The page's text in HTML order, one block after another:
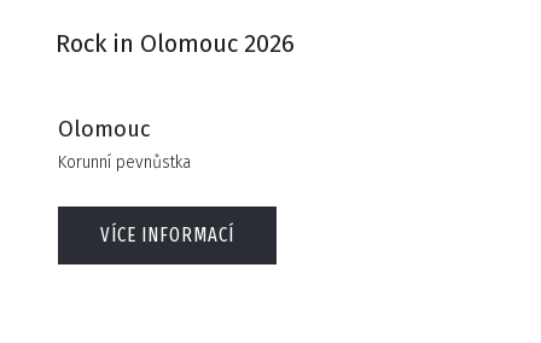
Rock in Olomouc 2026
Olomouc
Korunní pevnůstka
VÍCE INFORMACÍ